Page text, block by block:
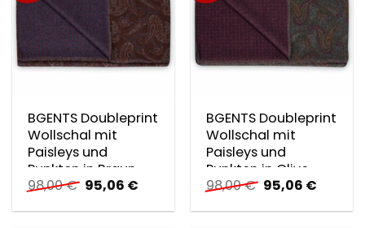
BGENTS Doubleprint
Wollschal mit
Paisleys und
Punkten in Braun
98,00€ Ursprünglicher
Preis
war:
95,06 €
ist:
BGENTS Doubleprint
Wollschal mit
Paisleys und
Punkten in Olive
98,00€ Ursprünglicher
Preis
war:
95,06 €
ist: